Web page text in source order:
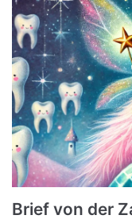
Brief von der